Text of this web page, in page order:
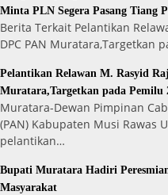
Minta PLN Segera Pasang Tiang
Berita Terkait Pelantikan
DPC PAN Muratara,Targetkan
Pelantikan Relawan M. Rasyid
Muratara,Targetkan pada Pemilu
Muratara-Dewan Pimpinan
(PAN) Kabupaten Musi Rawas
pelantikan…
Bupati Muratara Hadiri
Masyarakat